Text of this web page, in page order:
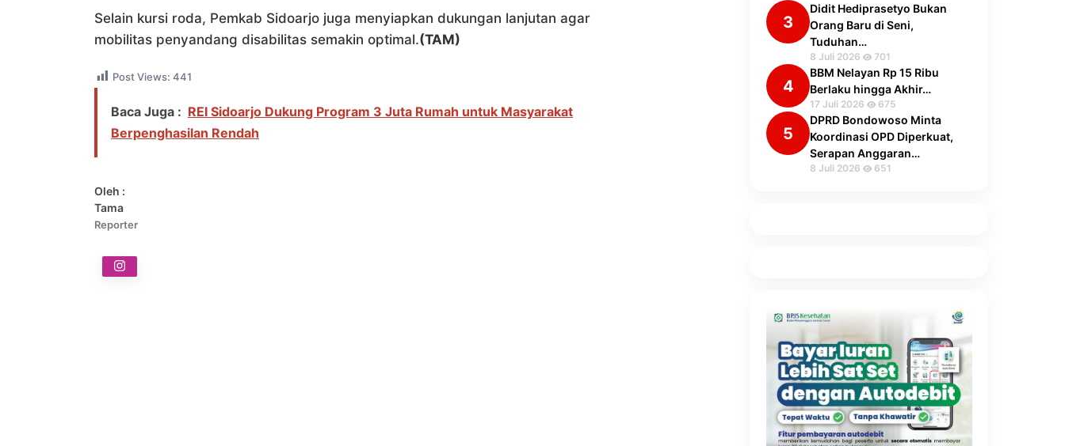
Selain kursi roda, Pemkab Sidoarjo juga menyiapkan dukungan lanjutan agar
mobilitas penyandang disabilitas semakin optimal.(TAM)
Post Views: 441
Baca Juga : REI Sidoarjo Dukung Program 3 Juta Rumah untuk Masyarakat
Berpenghasilan Rendah
Oleh :
Tama
Reporter
3
Didit Hediprasetyo Bukan
Orang Baru di Seni,
Tuduhan…
8 Juli 2026 701
4
BBM Nelayan Rp 15 Ribu
Berlaku hingga Akhir…
17 Juli 2026 675
5
DPRD Bondowoso Minta
Koordinasi OPD Diperkuat,
Serapan Anggaran…
8 Juli 2026 651